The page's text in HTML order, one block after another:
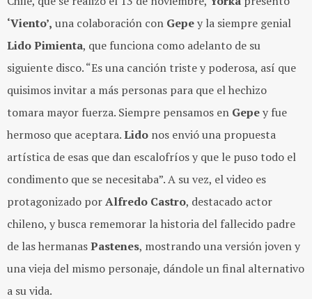
‘Viento’, una colaboración con Gepey la siempre genial
Lido Pimienta, que funciona como adelanto de su
siguiente disco. “Es una canción triste y poderosa, así que
quisimos invitar a más personas para que el hechizo
tomara mayor fuerza. Siempre pensamos en Gepey fue
hermoso que aceptara.Lido nos envió una propuesta
artística de esas que dan escalofríos y que le puso todo el
condimento que se necesitaba”. A su vez, el video es
protagonizado porAlfredo Castro, destacado actor
chileno, y busca rememorar la historia del fallecido padre
de las hermanasPastenes, mostrando una versión joven y
una vieja del mismo personaje, dándole un final alternativo
a su vida.